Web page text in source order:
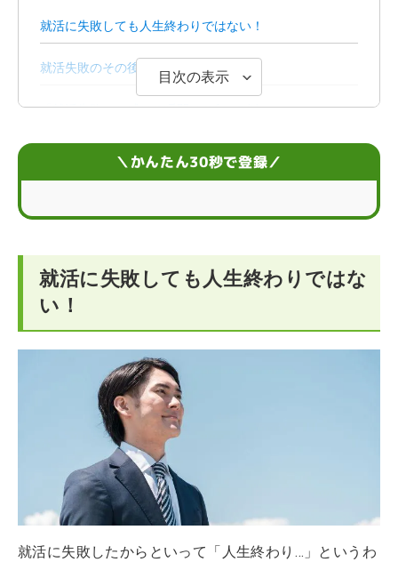
就活に失敗しても人生終わりではない！
就活失敗のその後の8パターンの進路
「就活失敗」と感じる瞬間は？6つの例
就活失敗後の就職を成功へ導く10の方法
就活失敗のその後に関するQ＆A
目次の表示
＼かんたん30秒で登録／
就活に失敗しても人生終わりではな
い！
就活に失敗したからといって「人生終わり…」というわ